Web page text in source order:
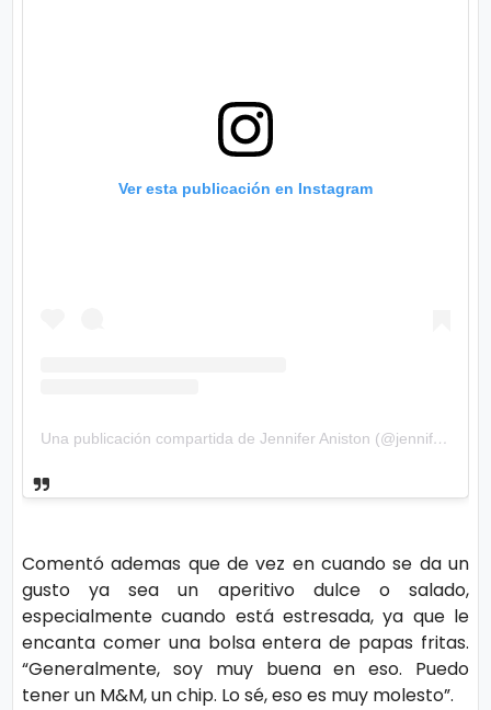
Ver esta publicación en Instagram
Una publicación compartida de Jennifer Aniston (@jenniferaniston)
Comentó ademas que de vez en cuando se da un
gusto ya sea un aperitivo dulce o salado,
especialmente cuando está estresada, ya que le
encanta comer una bolsa entera de papas fritas.
“Generalmente, soy muy buena en eso. Puedo
tener un M&M, un chip. Lo sé, eso es muy molesto”.